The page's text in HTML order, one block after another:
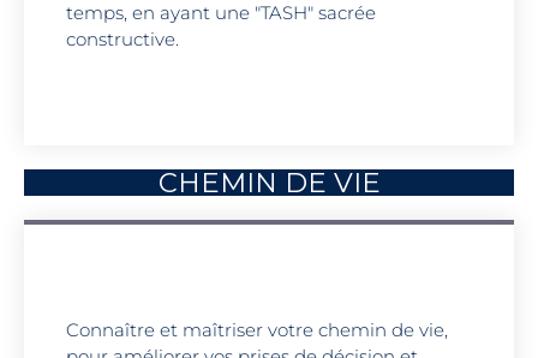
temps, en ayant une "TASH" sacrée
constructive.
CHEMIN DE VIE
Connaître et maîtriser votre chemin de vie,